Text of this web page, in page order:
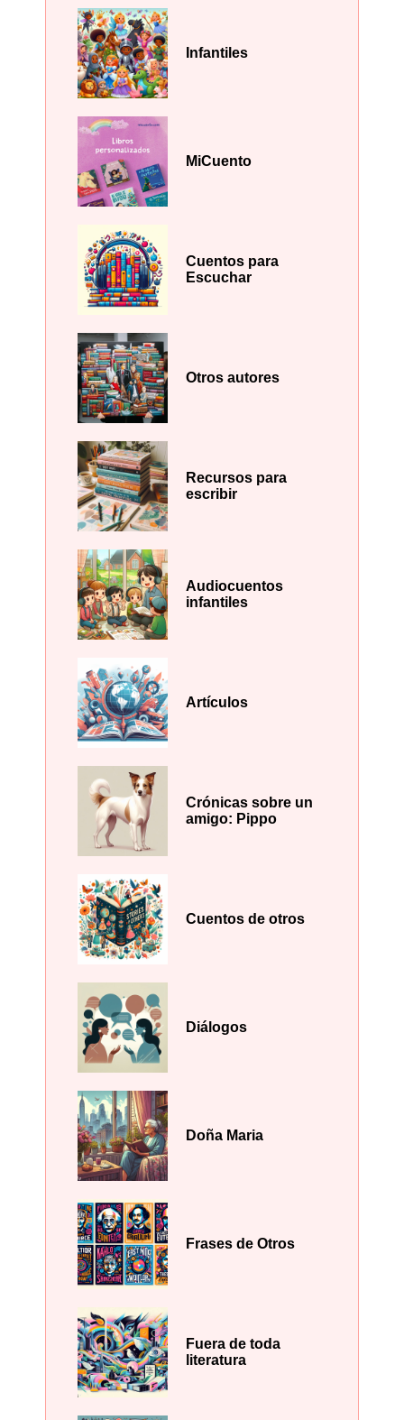
Infantiles
MiCuento
Cuentos para
Escuchar
Otros autores
Recursos para
escribir
Audiocuentos
infantiles
Artículos
Crónicas sobre un
amigo: Pippo
Cuentos de otros
Diálogos
Doña Maria
Frases de Otros
Fuera de toda
literatura